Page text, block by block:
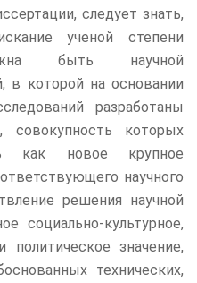
следует знать,
ученой степени
быть научной
в которой на основании
разработаны
совокупность которых
как новое крупное
научного
решения научной
социально-культурное,
политическое значение,
технических,